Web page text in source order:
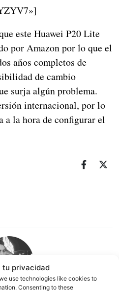
tu privacidad
use technologies like cookies to
Consenting to these
este Huawei P20 Lite
por Amazon por lo que el
años completos de
de cambio
surja algún problema.
internacional, por lo
a la hora de configurar el